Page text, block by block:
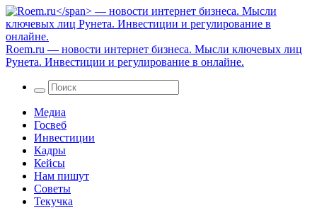
Roem.ru — новости интернет бизнеса. Мысли ключевых лиц
Рунета. Инвестиции и регулирование в онлайне.
Медиа
Госвеб
Инвестиции
Кадры
Кейсы
Нам пишут
Советы
Текучка